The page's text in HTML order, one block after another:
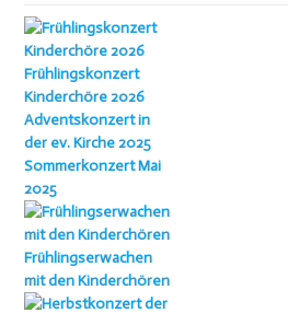
Frühlingskonzert
Kinderchöre 2026
Adventskonzert in
der ev. Kirche 2025
Sommerkonzert Mai
2025
Frühlingserwachen
mit den Kinderchören